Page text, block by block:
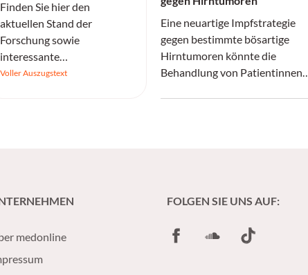
Finden Sie hier den
aktuellen Stand der
Forschung sowie
interessante
Informationen.
Voller Auszugstext
Eine neuartige Impfstrategie
gegen bestimmte bösartige
Hirntumoren könnte die
Behandlung von Patientinnen
medonline
FOLGEN SIE UNS AUF:
FacebookSoundCloud
TikTok